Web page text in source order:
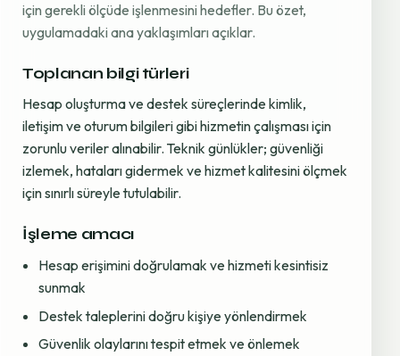
için gerekli ölçüde işlenmesini hedefler. Bu özet,
uygulamadaki ana yaklaşımları açıklar.
Toplanan bilgi türleri
Hesap oluşturma ve destek süreçlerinde kimlik,
iletişim ve oturum bilgileri gibi hizmetin çalışması için
zorunlu veriler alınabilir. Teknik günlükler; güvenliği
izlemek, hataları gidermek ve hizmet kalitesini ölçmek
için sınırlı süreyle tutulabilir.
İşleme amacı
Hesap erişimini doğrulamak ve hizmeti kesintisiz
sunmak
Destek taleplerini doğru kişiye yönlendirmek
Güvenlik olaylarını tespit etmek ve önlemek